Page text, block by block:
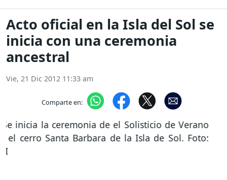
Acto oficial en la Isla del Sol se
inicia con una ceremonia
ancestral
Vie, 21 Dic 2012 11:33 am
Comparte en: